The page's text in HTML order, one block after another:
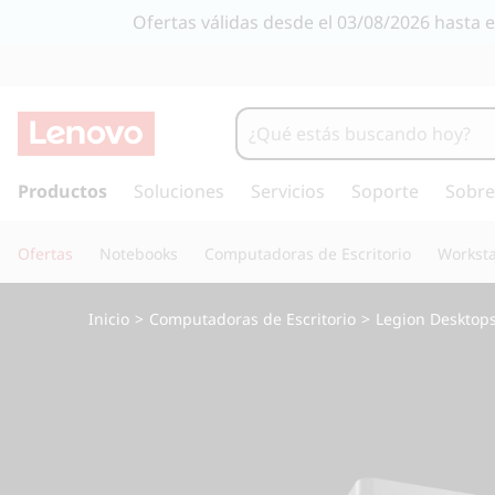
m
n
g
Ofertas válidas desde el 03/08/2026 hasta
r
c
o
Productos Soluciones Servicios Soporte
Ofertas Notebooks Computadoras de Escritorio
Inicio > Computadoras de Escritorio > Legion Desktops